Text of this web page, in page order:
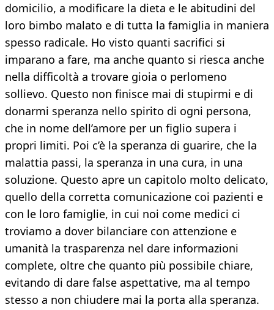
domicilio, a modificare la dieta e le abitudini del
loro bimbo malato e di tutta la famiglia in maniera
spesso radicale. Ho visto quanti sacrifici si
imparano a fare, ma anche quanto si riesca anche
nella difficoltà a trovare gioia o perlomeno
sollievo. Questo non finisce mai di stupirmi e di
donarmi speranza nello spirito di ogni persona,
che in nome dell’amore per un figlio supera i
propri limiti. Poi c’è la speranza di guarire, che la
malattia passi, la speranza in una cura, in una
soluzione. Questo apre un capitolo molto delicato,
quello della corretta comunicazione coi pazienti e
con le loro famiglie, in cui noi come medici ci
troviamo a dover bilanciare con attenzione e
umanità la trasparenza nel dare informazioni
complete, oltre che quanto più possibile chiare,
evitando di dare false aspettative, ma al tempo
stesso a non chiudere mai la porta alla speranza.